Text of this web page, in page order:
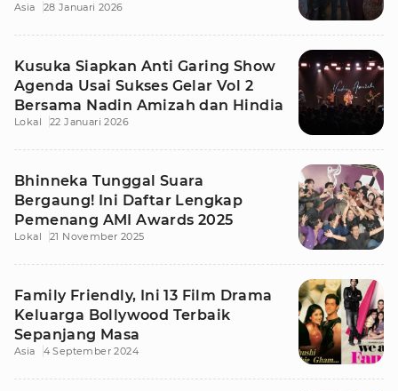
Asia 28 Januari 2026
Kusuka Siapkan Anti Garing Show
Agenda Usai Sukses Gelar Vol 2
Bersama Nadin Amizah dan Hindia
Lokal 22 Januari 2026
Bhinneka Tunggal Suara
Bergaung! Ini Daftar Lengkap
Pemenang AMI Awards 2025
Lokal 21 November 2025
Family Friendly, Ini 13 Film Drama
Keluarga Bollywood Terbaik
Sepanjang Masa
Asia 4 September 2024